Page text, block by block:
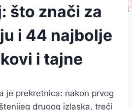
što znači za
i 44 najbolje
i tajne
je prekretnica: nakon prvog
drugog izlaska, treći